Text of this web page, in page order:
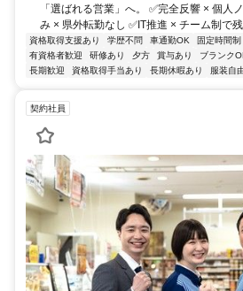
「選ばれる営業」へ。 ✅完全反響 × 個人
み × 県外転勤なし ✅IT推進 × チーム制で
資格取得支援あり 学歴不問 車通勤OK 固定時間制
有資格者歓迎
研修あり 夕方 賞与あり ブランク
長期歓迎
資格取得手当あり 長期休暇あり 服装自
契約社員